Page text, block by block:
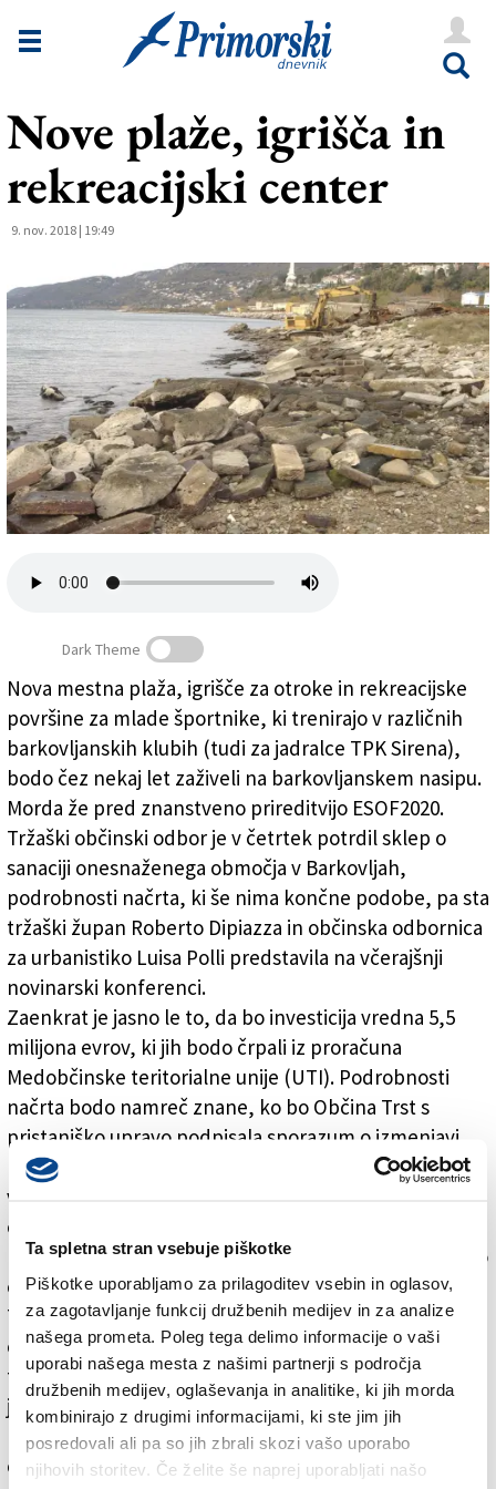
Ta spletna stran vsebuje piškotke
Piškotke uporabljamo za prilagoditev vsebin in oglasov,
za zagotavljanje funkcij družbenih medijev in za analize
našega prometa. Poleg tega delimo informacije o vaši
uporabi našega mesta z našimi partnerji s področja
družbenih medijev, oglaševanja in analitike, ki jih morda
kombinirajo z drugimi informacijami, ki ste jim jih
posredovali ali pa so jih zbrali skozi vašo uporabo
njihovih storitev. Če želite še naprej uporabljati našo
Novice
Goriška
Kultura
Vreme
V Kioskih
Uredništvo
Oglasi
Založnik
Nove plaže, igrišča in
rekreacijski center
9. nov. 2018 | 19:49
Nove plaže, igrišča in rekreacijski center
Dark Theme
Nova mestna plaža, igrišče za otroke in rekreacijske
površine za mlade športnike, ki trenirajo v različnih
barkovljanskih klubih (tudi za jadralce TPK Sirena),
bodo čez nekaj let zaživeli na barkovljanskem nasipu.
Morda že pred znanstveno prireditvijo ESOF2020.
Tržaški občinski odbor je v četrtek potrdil sklep o
sanaciji onesnaženega območja v Barkovljah,
podrobnosti načrta, ki še nima končne podobe, pa sta
tržaški župan Roberto Dipiazza in občinska odbornica
za urbanistiko Luisa Polli predstavila na včerajšnji
novinarski konferenci.
Zaenkrat je jasno le to, da bo investicija vredna 5,5
milijona evrov, ki jih bodo črpali iz proračuna
Medobčinske teritorialne unije (UTI). Podrobnosti
načrta bodo namreč znane, ko bo Občina Trst s
pristaniško upravo podpisala sporazum o izmenjavi
pooblastil v zvezi z upravljanjem dveh območij. Kot je
včeraj poudarila Pollijeva, bo s sporazumom pod
občinsko upravo prešel barkovljanski nasip,
pristaniška uprava pa bo prevzela skrb za onesnaženo
območje v industrijski coni v Ul. Errera.
Tržaški župan Dipiazza je izpostavil onesnažena
območja, ki se nahajajo v tržaški pokrajini in ocenil, da
to v Barkovljah najbolj bode v oči. »Barkovljanski nasip
je treba enkrat za vselej bonificirati. Barkovljanska
riviera je že zdaj lepa, ko bomo uredili degradirano
območje v starem pristanišču, bo riviera v ponos